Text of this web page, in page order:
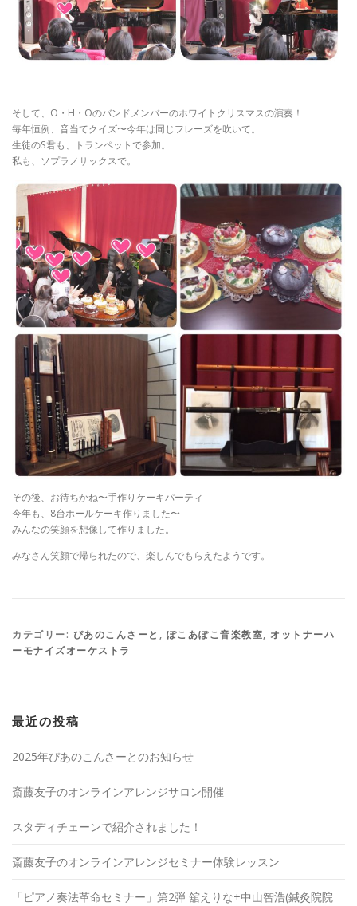
そして、O・H・Oのバンドメンバーのホワイトクリスマスの演奏！
毎年恒例、音当てクイズ〜今年は同じフレーズを吹いて。
生徒のS君も、トランペットで参加。
私も、ソプラノサックスで。
その後、お待ちかね〜手作りケーキパーティ
今年も、8台ホールケーキ作りました〜
みんなの笑顔を想像して作りました。
みなさん笑顔で帰られたので、楽しんでもらえたようです。
カテゴリー: ぴあのこんさーと , ぽこあぽこ音楽教室, オットナーハ
ーモナイズオーケストラ
最近の投稿
2025年ぴあのこんさーとのお知らせ
斎藤友子のオンラインアレンジサロン開催
スタディチェーンで紹介されました！
斎藤友子のオンラインアレンジセミナー体験レッスン
「ピアノ奏法革命セミナー」第2弾 舘えりな+中山智浩(鍼灸院院